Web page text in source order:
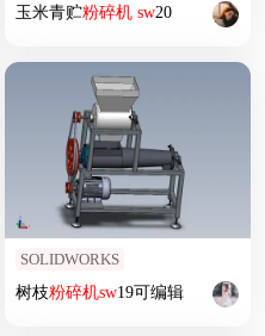
玉米青贮粉碎机 sw20
SOLIDWORKS
树枝粉碎机sw19可编辑